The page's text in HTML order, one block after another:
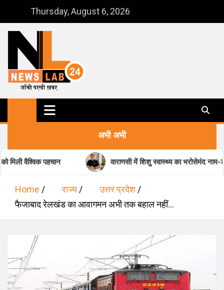
content
Thursday, August 6, 2026
NewsLab24
जाँची परखी ख़बर
अभी अभी
वाराणसी में शिशु स्वास्थ्य का भरोसेमंद नाम-डॉ. मधुकर पांडेय
Home राज्य
उत्तर प्रदेश
फैजाबाद रेलखंड का आवागमन अभी तक बहाल नहीं…